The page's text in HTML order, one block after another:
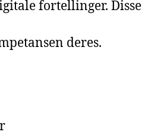
fortellinger. Disse
deres.